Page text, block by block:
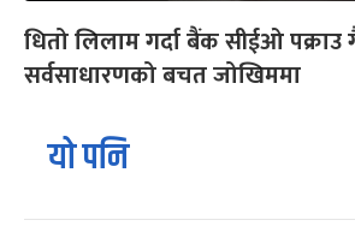
धितो लिलाम गर्दा बैंक सीईओ पक्राउ
सर्वसाधारणको बचत जोखिममा
यो पनि